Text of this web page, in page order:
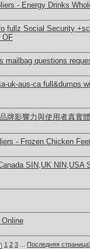
- Energy Drinks
fullz Social Security
OF
mailbag questions
uk-aus-ca full&dumps
牌影響力與使用者真實
- Frozen Chicken
SIN,UK NIN,USA
1 2 3 Последняя страница